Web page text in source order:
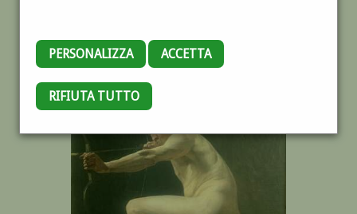
PERSONALIZZA ACCETTA
RIFIUTA TUTTO
OPERE DELL'AUTORE